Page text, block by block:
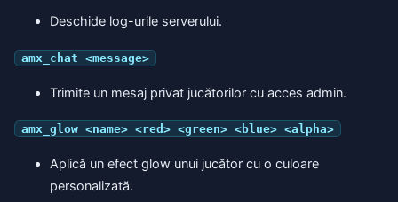
Deschide log-urile serverului.
amx_chat <message>
Trimite un mesaj privat jucătorilor cu acces admin.
amx_glow <name> <red> <green> <blue> <alpha>
Aplică un efect glow unui jucător cu o culoare
personalizată.